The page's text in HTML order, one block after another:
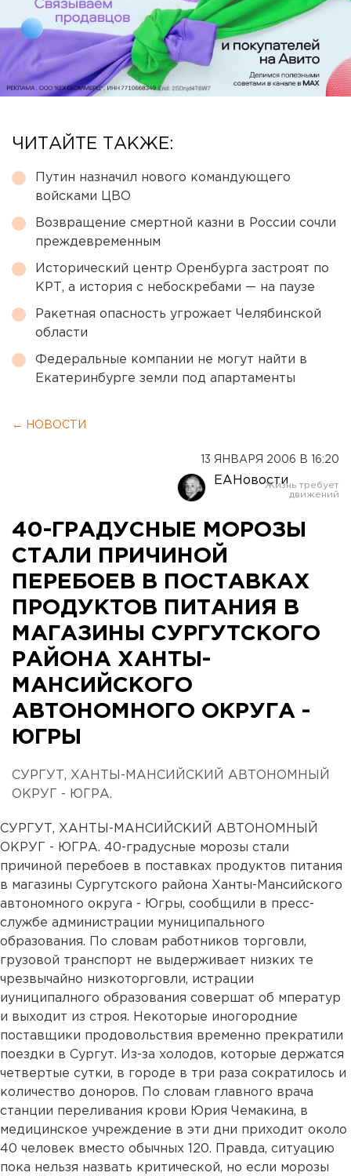
ЧИТАЙТЕ ТАКЖЕ:
Путин назначил нового командующего
войсками ЦВО
Возвращение смертной казни в России сочли
преждевременным
Исторический центр Оренбурга застроят по
КРТ, а история с небоскребами — на паузе
Ракетная опасность угрожает Челябинской
области
Федеральные компании не могут найти в
Екатеринбурге земли под апартаменты
← НОВОСТИ
13 ЯНВАРЯ 2006 В 16:20
ЕАНовости
40-ГРАДУСНЫЕ МОРОЗЫ
СТАЛИ ПРИЧИНОЙ
ПЕРЕБОЕВ В ПОСТАВКАХ
ПРОДУКТОВ ПИТАНИЯ В
МАГАЗИНЫ СУРГУТСКОГО
РАЙОНА ХАНТЫ-
МАНСИЙСКОГО
АВТОНОМНОГО ОКРУГА -
ЮГРЫ
СУРГУТ, ХАНТЫ-МАНСИЙСКИЙ АВТОНОМНЫЙ
ОКРУГ - ЮГРА.
СУРГУТ, ХАНТЫ-МАНСИЙСКИЙ АВТОНОМНЫЙ
ОКРУГ - ЮГРА. 40-градусные морозы стали
причиной перебоев в поставках продуктов питания
в магазины Сургутского района Ханты-Мансийского
автономного округа - Югры, сообщили в пресс-
службе администрации муниципального
образования. По словам работников торговли,
грузовой транспорт не выдерживает низких те
чрезвычайно низкоторговли, истрации
иуниципалного образования совершат об мператур
и выходит из строя. Некоторые иногородние
поставщики продовольствия временно прекратили
поездки в Сургут. Из-за холодов, которые держатся
четвертые сутки, в городе в три раза сократилось и
количество доноров. По словам главного врача
станции переливания крови Юрия Чемакина, в
медицинское учреждение в эти дни приходит около
40 человек вместо обычных 120. Правда, ситуацию
пока нельзя назвать критической, но если морозы